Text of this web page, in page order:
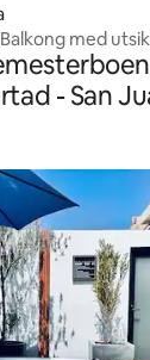
med
- San